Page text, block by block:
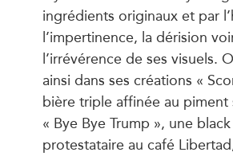
ingrédients originaux et par
l’impertinence, la dérision
l’irrévérence de ses visuels.
ainsi dans ses créations «
bière triple affinée au
« Bye Bye Trump », une
protestataire au café